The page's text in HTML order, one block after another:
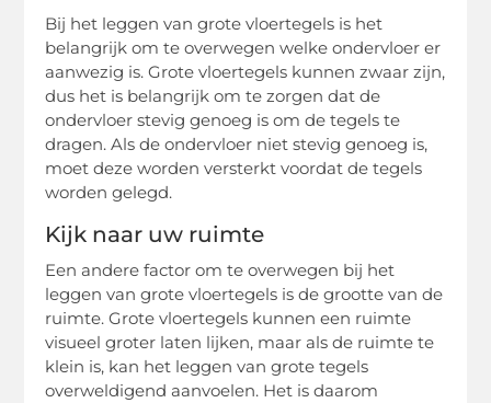
Bij het leggen van grote vloertegels is het
belangrijk om te overwegen welke ondervloer er
aanwezig is. Grote vloertegels kunnen zwaar zijn,
dus het is belangrijk om te zorgen dat de
ondervloer stevig genoeg is om de tegels te
dragen. Als de ondervloer niet stevig genoeg is,
moet deze worden versterkt voordat de tegels
worden gelegd.
Kijk naar uw ruimte
Een andere factor om te overwegen bij het
leggen van grote vloertegels is de grootte van de
ruimte. Grote vloertegels kunnen een ruimte
visueel groter laten lijken, maar als de ruimte te
klein is, kan het leggen van grote tegels
overweldigend aanvoelen. Het is daarom